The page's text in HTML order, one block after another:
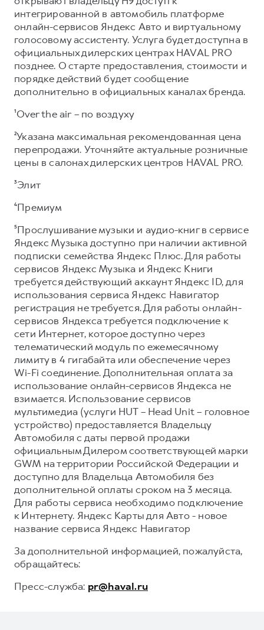
интегрированной в автомобиль платформе
онлайн-сервисов Яндекс Авто и виртуальному
голосовому ассистенту. Услуга будет доступна в
официальных дилерских центрах HAVAL PRO
позднее. О старте предоставления, стоимости и
порядке действий будет сообщение
дополнительно в официальных каналах бренда.
¹Over the air – по воздуху
²Указана максимальная рекомендованная цена
перепродажи. Уточняйте актуальные розничные
цены в салонах дилерских центров HAVAL PRO.
³Элит
⁴Премиум
⁵Прослушивание музыки и аудио-книг в сервисе
Яндекс Музыка доступно при наличии активной
подписки семейства Яндекс Плюс. Для работы
сервисов Яндекс Музыка и Яндекс Книги
требуется действующий аккаунт Яндекс ID, для
использования сервиса Яндекс Навигатор
регистрация не требуется. Для работы онлайн-
сервисов Яндекса требуется подключение к
сети Интернет, которое доступно через
телематический модуль по ежемесячному
лимиту в 4 гигабайта или обеспечение через
Wi-Fi соединение. Дополнительная оплата за
использование онлайн-сервисов Яндекса не
взимается. Использование сервисов
мультимедиа (услуги HUT – Head Unit – головное
устройство) предоставляется Владельцу
Автомобиля с даты первой продажи
официальным Дилером соответствующей марки
GWM на территории Российской Федерации и
доступно для Владельца Автомобиля без
дополнительной оплаты сроком на 3 месяца.
Для работы сервиса необходимо подключение
к Интернету. Яндекс Карты для Авто - новое
название сервиса Яндекс Навигатор
За дополнительной информацией, пожалуйста,
обращайтесь:
Пресс-служба: pr@haval.ru